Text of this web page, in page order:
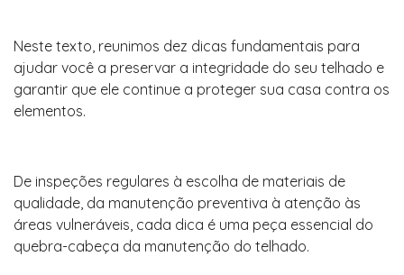
Neste texto, reunimos dez dicas fundamentais para
ajudar você a preservar a integridade do seu telhado e
garantir que ele continue a proteger sua casa contra os
elementos.
De inspeções regulares à escolha de materiais de
qualidade, da manutenção preventiva à atenção às
áreas vulneráveis, cada dica é uma peça essencial do
quebra-cabeça da manutenção do telhado.